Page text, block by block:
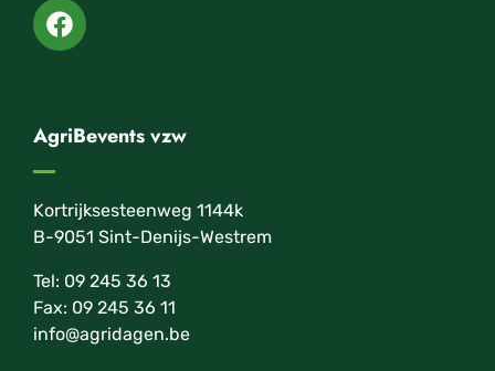
AgriBevents vzw
Kortrijksesteenweg 1144k
B-9051 Sint-Denijs-Westrem
Tel: 09 245 36 13
Fax: 09 245 36 11
info@agridagen.be